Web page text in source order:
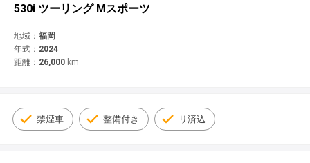
© 2021 YANASE & CO.,LTD. ALL RIGHTS RESERVED.
530i ツーリング Mスポーツ
地域： 福岡
年式： 2024
距離： 26,000 km
禁煙車 整備付き リ済込